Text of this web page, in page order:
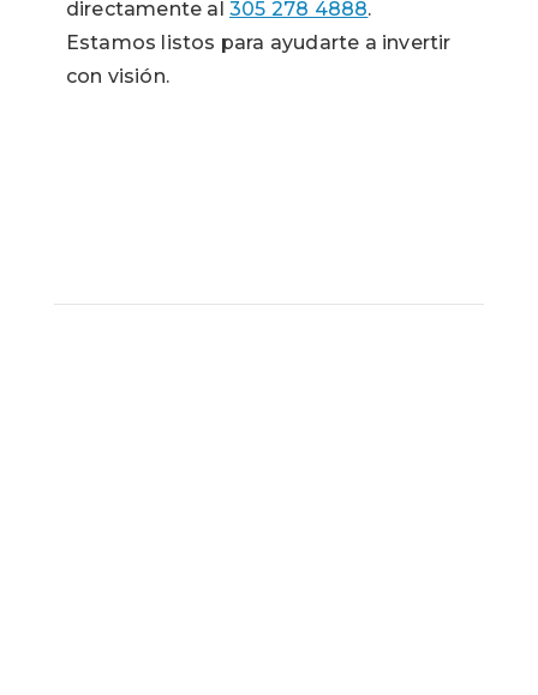
directamente al 305 278 4888.
Estamos listos para ayudarte a invertir
con visión.